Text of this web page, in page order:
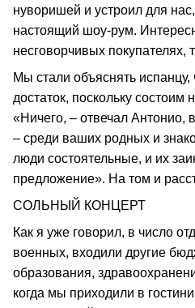
нуворишей и устроил для нас,
настоящий шоу-рум.
несговорчивых покупателях,
Мы стали объяснять
достаток, поскольку состоим
«Ничего, – отвечал Антонио,
– среди ваших родных и
люди состоятельные, и их
предложение». На том и
СОЛЬНЫЙ КОНЦЕРТ
Как я уже говорил, в число
военных, входили другие
образования,
когда мы приходили в